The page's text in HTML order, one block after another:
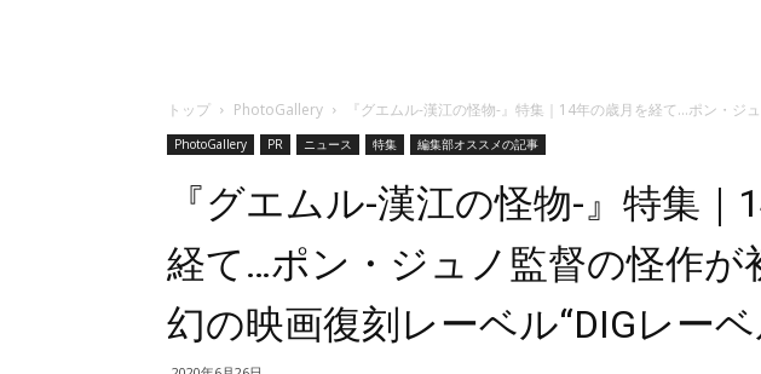
トップ PhotoGallery 『グエムル-漢江の怪物-』特集｜14年の歳月を経て…ポン・ジ
PhotoGallery PR ニュース 特集 編集部オススメの記事
『グエムル-漢江の怪物-』特集｜
経て…ポン・ジュノ監督の怪作が
幻の映画復刻レーベル“DIGレーベ